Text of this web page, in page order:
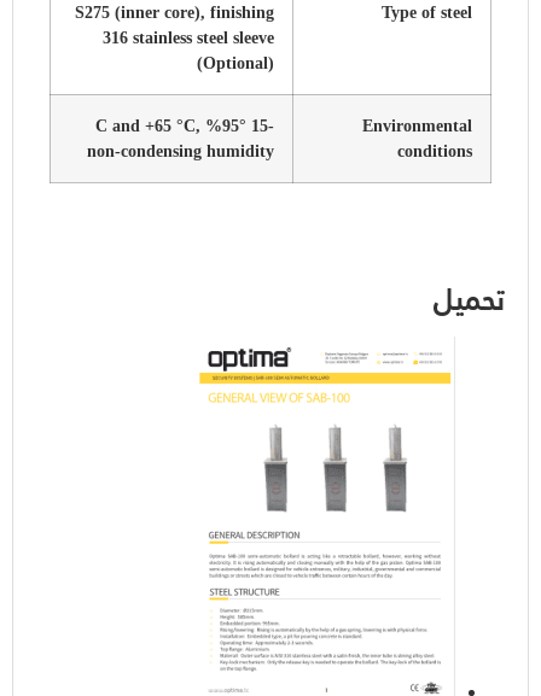
Type of steel
S275 (inner core), finishing
316 stainless steel sleeve
(Optional)
Environmental
conditions
-15 °C and +65 °C, %95
non-condensing humidity
تحميل